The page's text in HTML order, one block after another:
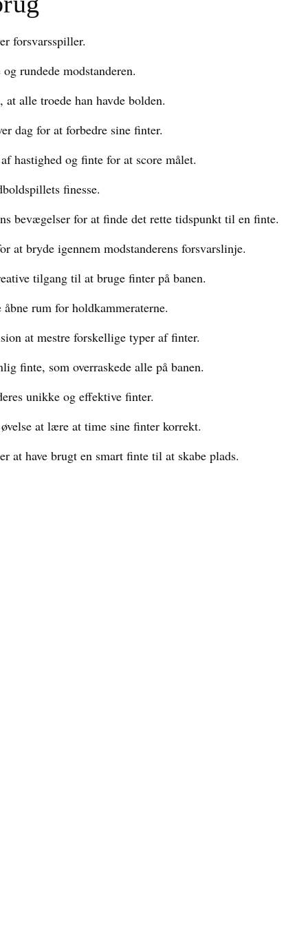
forsvarsspiller.
rundede modstanderen.
at alle troede han havde bolden.
dag for at forbedre sine finter.
hastighed og finte for at score målet.
finesse.
bevægelser for at finde det rette tidspunkt til en finte.
at bryde igennem modstanderens forsvarslinje.
tilgang til at bruge finter på banen.
rum for holdkammeraterne.
at mestre forskellige typer af finter.
finte, som overraskede alle på banen.
unikke og effektive finter.
at lære at time sine finter korrekt.
at have brugt en smart finte til at skabe plads.